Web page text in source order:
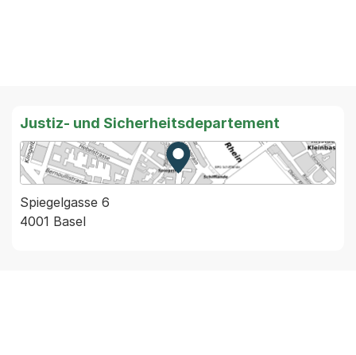
Justiz- und Sicherheitsdepartement
Zur Karte von MapBS.
Externer Link, wird in einem
Spiegelgasse 6
4001 Basel